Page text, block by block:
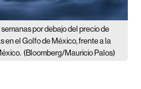
por debajo del precio de
en el Golfo de México, frente a la
(Bloomberg/Mauricio Palos)